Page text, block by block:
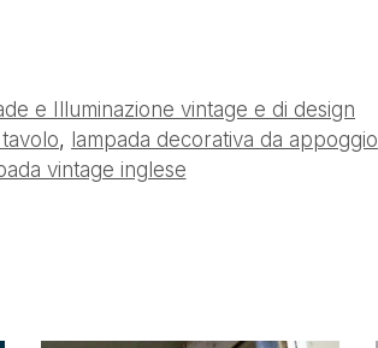
e Illuminazione vintage e di design
, lampada decorativa da appoggio
vintage inglese